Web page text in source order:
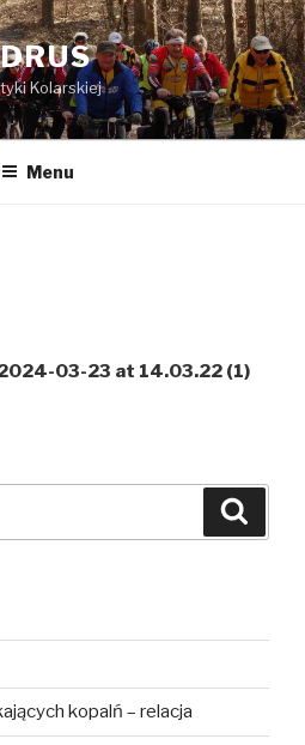
Kolarskiej
Menu
03-23 at 14.03.22 (1)
kopalń – relacja